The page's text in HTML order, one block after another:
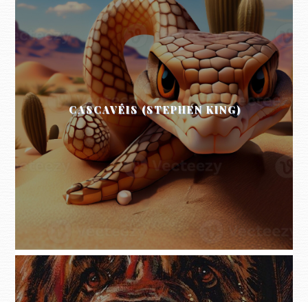
CASCAVÉIS (STEPHEN KING)